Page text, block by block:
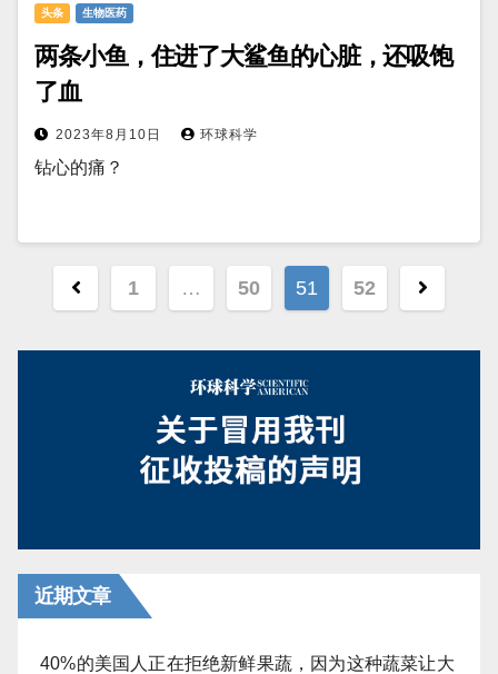
头条 生物医药
两条小鱼，住进了大鲨鱼的心脏，还吸饱
了血
2023年8月10日 环球科学
钻心的痛？
文
1 … 50 51 52
近期文章
40%的美国人正在拒绝新鲜果蔬，因为这种蔬菜让大